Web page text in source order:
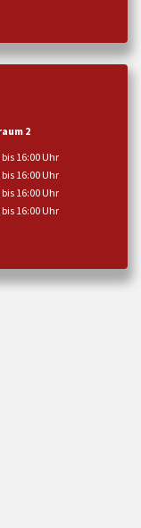
2
bis 16:00 Uhr
bis 16:00 Uhr
bis 16:00 Uhr
bis 16:00 Uhr